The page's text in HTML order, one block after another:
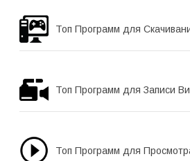
Топ Программ для
Топ Программ для Записи
Топ Программ для